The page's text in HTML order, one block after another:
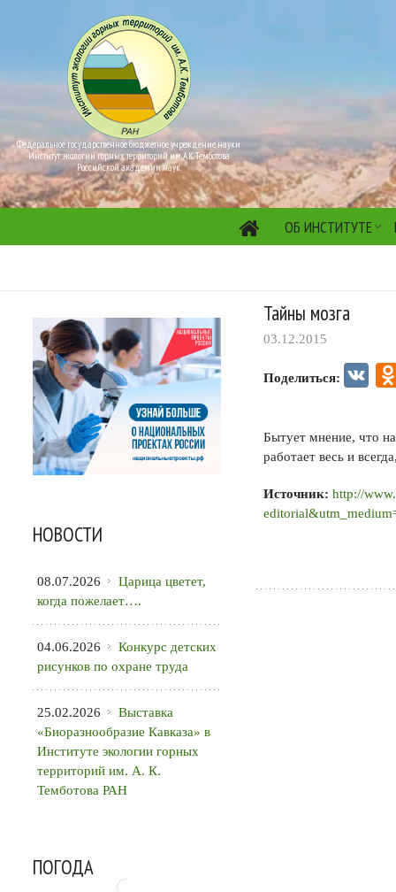
Федеральное государственное бюджетное учреждение науки
Институт экологии горных территорий им. А.К. Темботова
Российской академии наук
ОБ ИНСТИТУТЕ
Тайны мозга
03.12.2015
Поделиться: VK
Бытует мнение, что
работает весь и
Источник: http://
НОВОСТИ
08.07.2026
Царица цветет,
когда пожелает….
04.06.2026
Конкурс детских
рисунков по охране труда
25.02.2026
Выставка
«Биоразнообразие Кавказа» в
Институте экологии горных
территорий им. А. К.
Темботова РАН
ПОГОДА